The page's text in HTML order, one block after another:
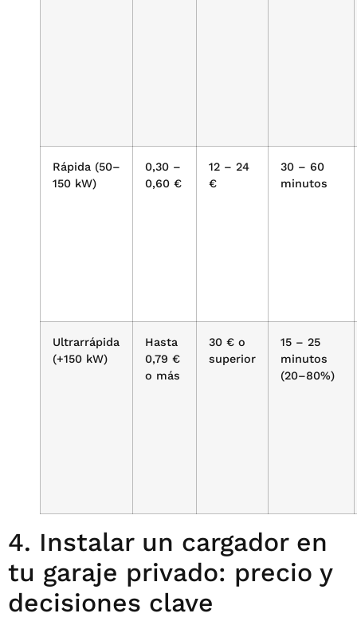
Rápida (50–
150 kW)
0,30 –
0,60 €
12 – 24
€
30 – 60
minutos
Ultrarrápida
(+150 kW)
Hasta
0,79 €
o más
30 € o
superior
15 – 25
minutos
(20–80%)
4. Instalar un cargador en
tu garaje privado: precio y
decisiones clave